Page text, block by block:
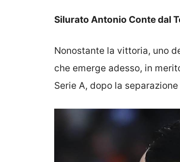
Silurato Antonio Conte dal
Nonostante la vittoria, uno
che emerge adesso, in
Serie A, dopo la